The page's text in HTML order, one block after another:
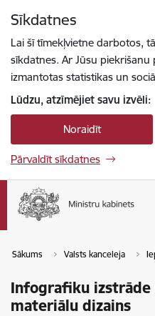
Sīkdatnes
Lai šī tīmekļvietne darbotos,
sīkdatnes. Ar Jūsu
izmantotas statistikas un
Lūdzu, atzīmējiet savu izvēli:
Noraidīt
Pārvaldīt sīkdatnes
Sākums Valsts kanceleja
Infografiku
materiālu dizains